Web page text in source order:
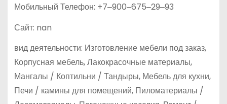
Мобильный Телефон: +7‒900‒675‒29‒93
Сайт: nan
вид деятельности: Изготовление мебели под заказ,
Корпусная мебель, Лакокрасочные материалы,
Мангалы / Коптильни / Тандыры, Мебель для кухни,
Печи / камины для помещений, Пиломатериалы /